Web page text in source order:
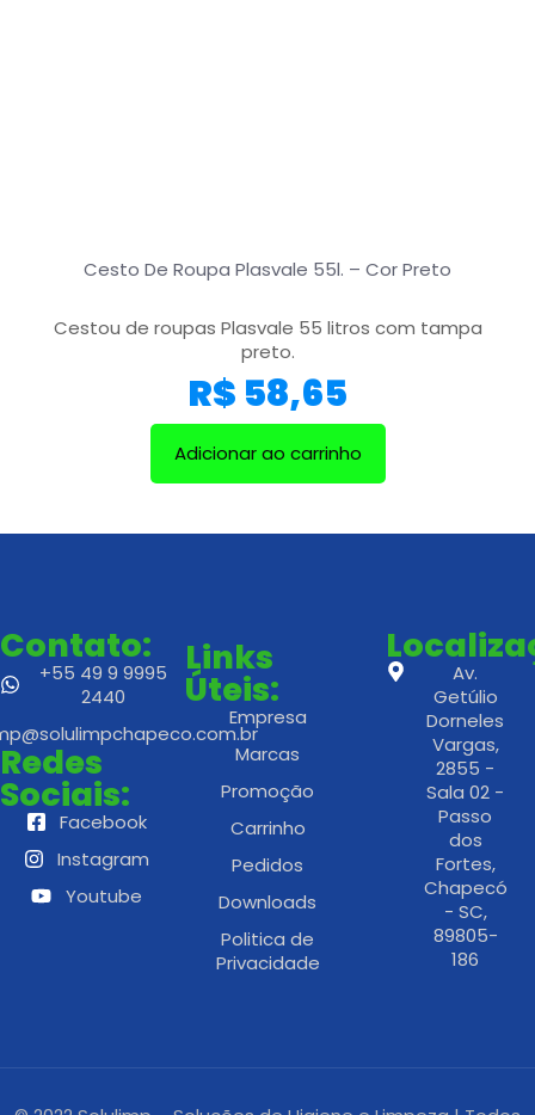
Cesto De Roupa Plasvale 55l. – Cor Preto
Cestou de roupas Plasvale 55 litros com tampa
preto.
R$ 58,65
Adicionar ao carrinho
Contato:
+55 49 9 9995
2440
Redes
Sociais:
Facebook
Instagram
Youtube
Links
Úteis:
Empresa
Marcas
Promoção
Carrinho
Pedidos
Downloads
Politica de
Privacidade
Av.
Getúlio
Dorneles
Vargas,
2855 -
Sala 02 -
Passo
dos
Fortes,
Chapecó
- SC,
89805-
186